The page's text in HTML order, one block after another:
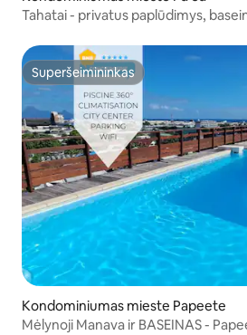
Tahatai - privatus paplūdimys,
Superšeimininkas
Superšeimininkas
Kondominiumas mieste Papeete
Mėlynoji Manava ir BASEINAS -